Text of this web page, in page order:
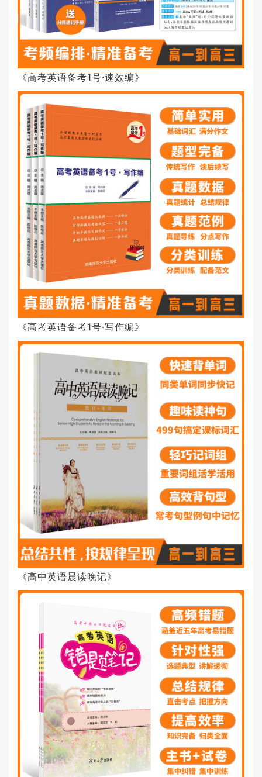
《高考英语备考1号·速效编》
《高考英语备考1号·写作编》
《高中英语晨读晚记》